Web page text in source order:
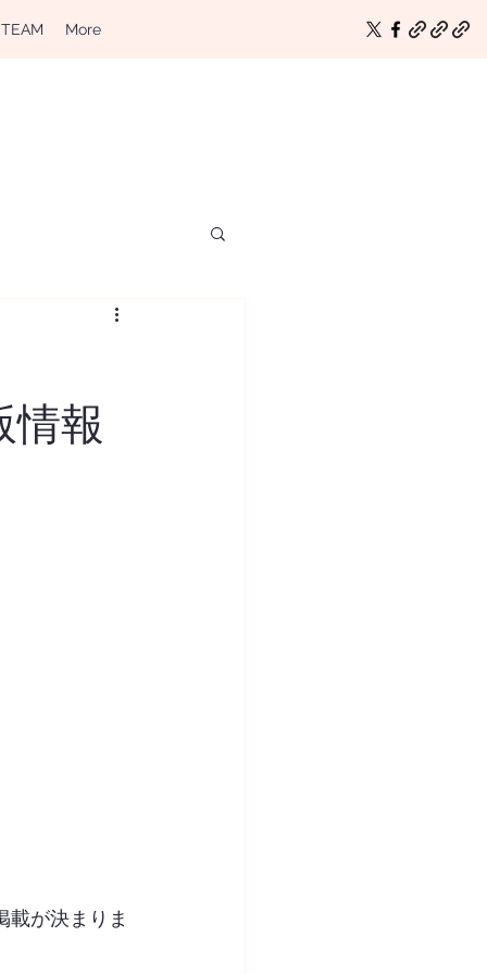
More
情報
載が決まりま